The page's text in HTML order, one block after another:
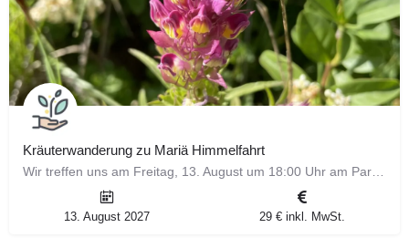
Kräuterwanderung zu Mariä Himmelfahrt
13. August 2027 29 € inkl. MwSt.